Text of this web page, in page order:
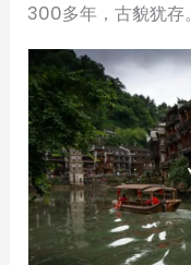
300多年，古貌犹存。